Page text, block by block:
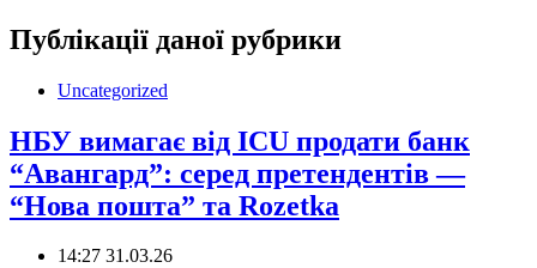
Публікації даної рубрики
Uncategorized
НБУ вимагає від ICU продати банк
“Авангард”: серед претендентів —
“Нова пошта” та Rozetka
14:27 31.03.26